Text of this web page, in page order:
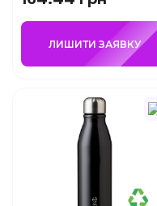
ЛИШИТИ ЗАЯВКУ